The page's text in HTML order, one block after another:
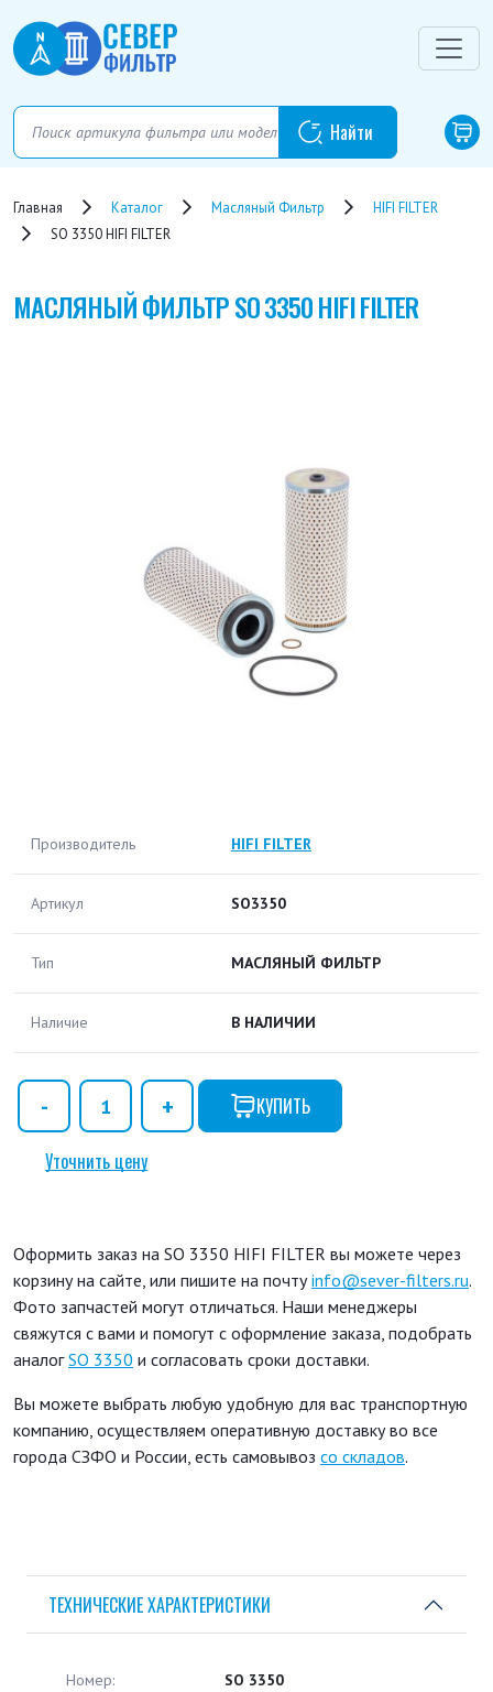
Главная Каталог Масляный Фильтр
HIFI FILTER
SO 3350 HIFI FILTER
МАСЛЯНЫЙ ФИЛЬТРSO 3350 HIFI FILTER
Производитель HIFI FILTER
Артикул SO3350
Тип МАСЛЯНЫЙ ФИЛЬТР
Наличие В НАЛИЧИИ
КУПИТЬ
Уточнить цену
Оформить заказ на SO 3350 HIFI FILTER вы можете через
корзину на сайте, или пишите на почтуinfo@sever-filters.ru.
Фото запчастей могут отличаться. Наши менеджеры
свяжутся с вами и помогут с оформление заказа, подобрать
аналогSO 3350 и согласовать сроки доставки.
Вы можете выбрать любую удобную для вас транспортную
компанию, осуществляем оперативную доставку во все
города СЗФО и России, есть самовывоз со складов.
ТЕХНИЧЕСКИЕ ХАРАКТЕРИСТИКИ
Номер: SO 3350